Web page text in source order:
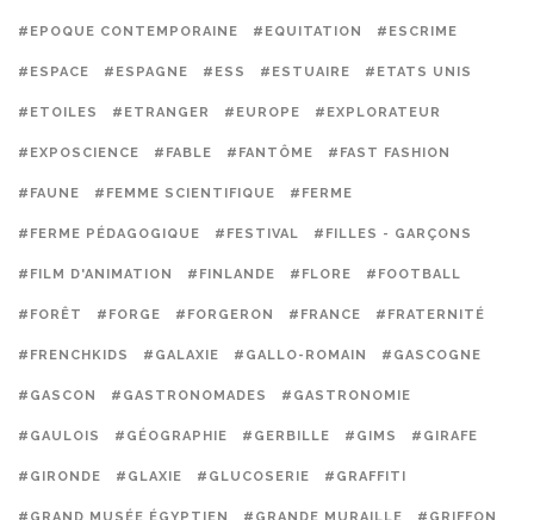
#EPOQUE CONTEMPORAINE #EQUITATION #ESCRIME
#ESPACE #ESPAGNE #ESS #ESTUAIRE #ETATS UNIS
#ETOILES #ETRANGER #EUROPE #EXPLORATEUR
#EXPOSCIENCE #FABLE #FANTÔME #FAST FASHION
#FAUNE #FEMME SCIENTIFIQUE #FERME
#FERME PÉDAGOGIQUE #FESTIVAL #FILLES - GARÇONS
#FILM D'ANIMATION #FINLANDE #FLORE #FOOTBALL
#FORÊT #FORGE #FORGERON #FRANCE #FRATERNITÉ
#FRENCHKIDS #GALAXIE #GALLO-ROMAIN #GASCOGNE
#GASCON #GASTRONOMADES #GASTRONOMIE
#GAULOIS #GÉOGRAPHIE #GERBILLE #GIMS #GIRAFE
#GIRONDE #GLAXIE #GLUCOSERIE #GRAFFITI